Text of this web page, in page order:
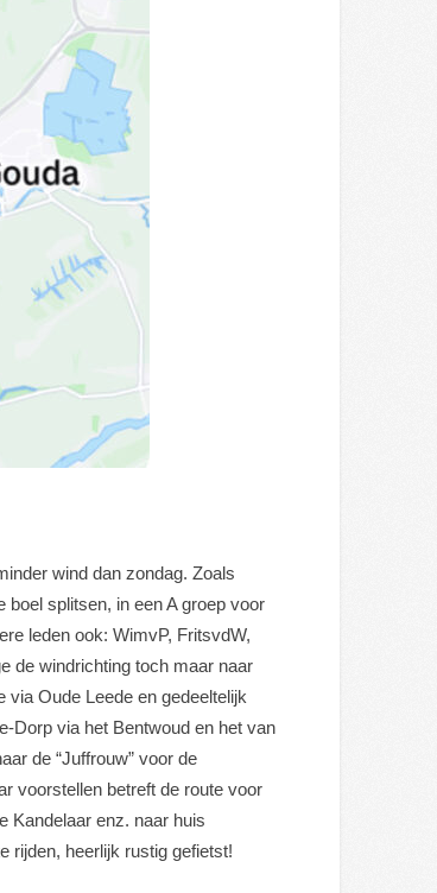
wind dan zondag. Zoals
splitsen, in een A groep voor
leden ook: WimvP, FritsvdW,
de windrichting toch maar naar
Oude Leede en gedeeltelijk
Dorp via het Bentwoud en het van
de “Juffrouw” voor de
voorstellen betreft de route voor
Kandelaar enz. naar huis
rijden, heerlijk rustig gefietst!